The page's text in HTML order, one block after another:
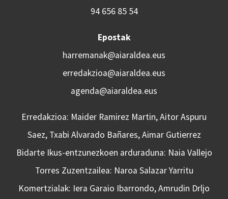
94 656 85 54
Epostak
harremanak@aiaraldea.eus
erredakzioa@aiaraldea.eus
agenda@aiaraldea.eus
Erredakzioa: Maider Ramirez Martin, Aitor Aspuru
Saez, Txabi Alvarado Bañares, Aimar Gutierrez
Bidarte Ikus-entzunezkoen arduraduna: Naia Vallejo
Torres Zuzentzailea: Naroa Salazar Yarritu
Komertzialak: Iera Garaio Ibarrondo, Amrudin Drljo